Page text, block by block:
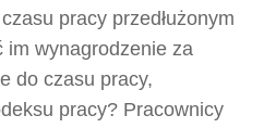
pracy przedłużonym
im wynagrodzenie za
do czasu pracy,
pracy? Pracownicy